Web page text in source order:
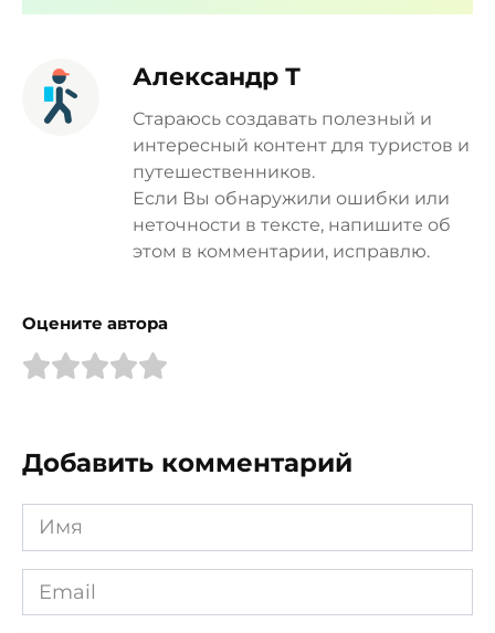
Александр Т
Стараюсь создавать полезный и
интересный контент для туристов и
путешественников.
Если Вы обнаружили ошибки или
неточности в тексте, напишите об
этом в комментарии, исправлю.
Оцените автора
Добавить комментарий
Имя
*
Email
*